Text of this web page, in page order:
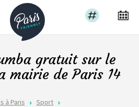
à Paris
Sport
gratuit sur le
mairie de Paris 14